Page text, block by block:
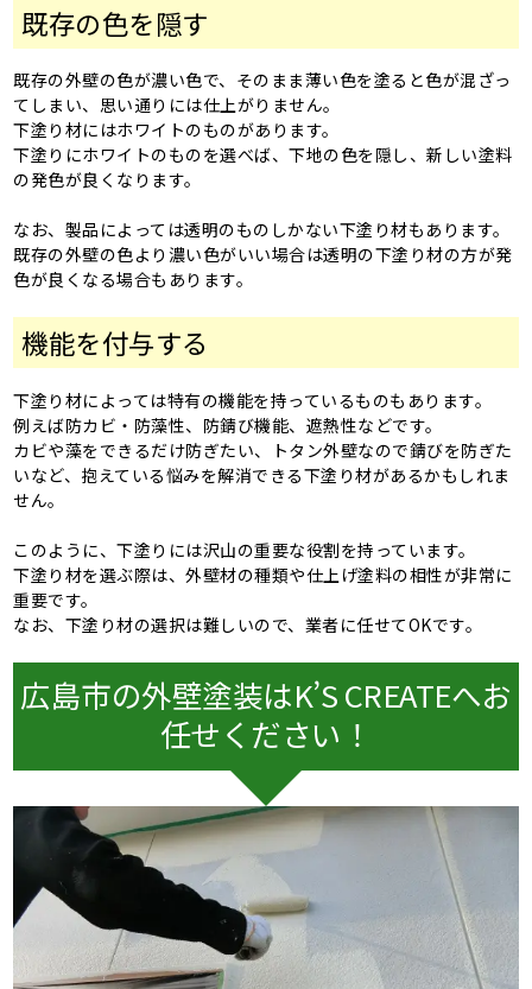
既存の色を隠す
既存の外壁の色が濃い色で、そのまま薄い色を塗ると色が混ざっ
てしまい、思い通りには仕上がりません。
下塗り材にはホワイトのものがあります。
下塗りにホワイトのものを選べば、下地の色を隠し、新しい塗料
の発色が良くなります。
なお、製品によっては透明のものしかない下塗り材もあります。
既存の外壁の色より濃い色がいい場合は透明の下塗り材の方が発
色が良くなる場合もあります。
機能を付与する
下塗り材によっては特有の機能を持っているものもあります。
例えば防カビ・防藻性、防錆び機能、遮熱性などです。
カビや藻をできるだけ防ぎたい、トタン外壁なので錆びを防ぎた
いなど、抱えている悩みを解消できる下塗り材があるかもしれま
せん。
このように、下塗りには沢山の重要な役割を持っています。
下塗り材を選ぶ際は、外壁材の種類や仕上げ塗料の相性が非常に
重要です。
なお、下塗り材の選択は難しいので、業者に任せてOKです。
広島市の外壁塗装はK’S CREATEへお
任せください！